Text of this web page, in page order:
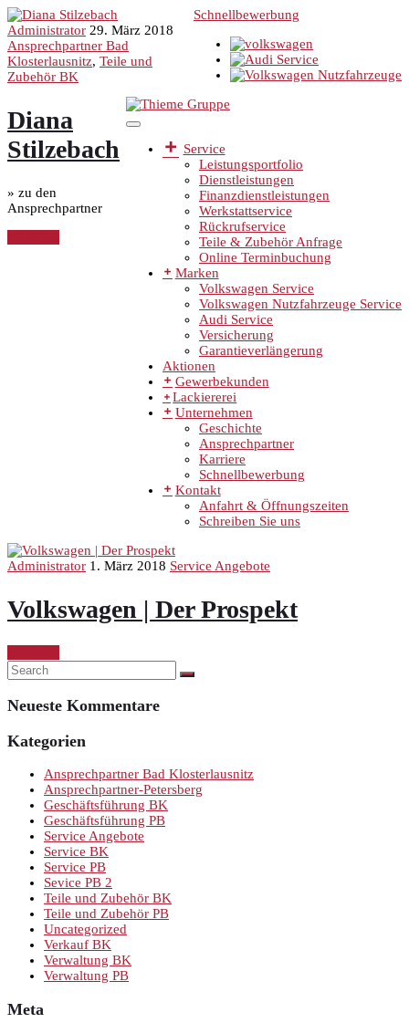
Schnellbewerbung
Service
Leistungsportfolio
Dienstleistungen
Finanzdienstleistungen
Werkstattservice
Rückrufservice
Teile & Zubehör Anfrage
Online Terminbuchung
Marken
Volkswagen Service
Volkswagen Nutzfahrzeuge Service
Audi Service
Versicherung
Garantieverlängerung
Aktionen
Gewerbekunden
Lackiererei
Unternehmen
Geschichte
Ansprechpartner
Karriere
Schnellbewerbung
Kontakt
Anfahrt & Öffnungszeiten
Schreiben Sie uns
Administrator 29. März 2018
Ansprechpartner Bad
Klosterlausnitz, Teile und
Zubehör BK
Diana
Stilzebach
» zu den
Ansprechpartner
Administrator 1. März 2018 Service Angebote
Volkswagen | Der Prospekt
Neueste Kommentare
Kategorien
Ansprechpartner Bad Klosterlausnitz
Ansprechpartner-Petersberg
Geschäftsführung BK
Geschäftsführung PB
Service Angebote
Service BK
Service PB
Sevice PB 2
Teile und Zubehör BK
Teile und Zubehör PB
Uncategorized
Verkauf BK
Verwaltung BK
Verwaltung PB
Meta